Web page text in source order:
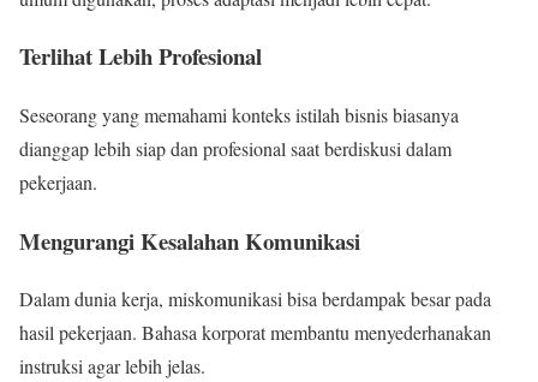
Terlihat Lebih Profesional
Seseorang yang memahami konteks istilah bisnis biasanya
dianggap lebih siap dan profesional saat berdiskusi dalam
pekerjaan.
Mengurangi Kesalahan Komunikasi
Dalam dunia kerja, miskomunikasi bisa berdampak besar pada
hasil pekerjaan. Bahasa korporat membantu menyederhanakan
instruksi agar lebih jelas.